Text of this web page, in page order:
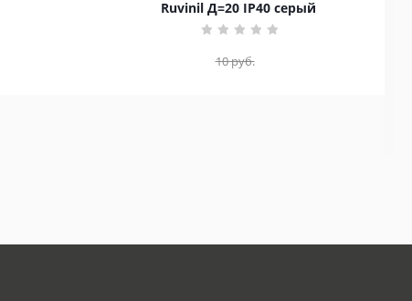
Ruvinil Д=20 IP40 серый
10руб.